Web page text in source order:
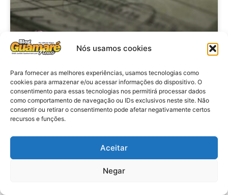
Nós usamos cookies
Para fornecer as melhores experiências, usamos tecnologias como
cookies para armazenar e/ou acessar informações do dispositivo. O
consentimento para essas tecnologias nos permitirá processar dados
como comportamento de navegação ou IDs exclusivos neste site. Não
consentir ou retirar o consentimento pode afetar negativamente certos
recursos e funções.
Aceitar
Negar
Brasil: Policia Federal investiga
753 casos de crimes eleitorais
antes das eleições